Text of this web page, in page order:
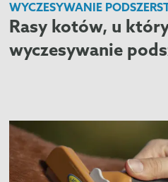
WYCZESYWANIE
Rasy kotów, u
wyczesywanie